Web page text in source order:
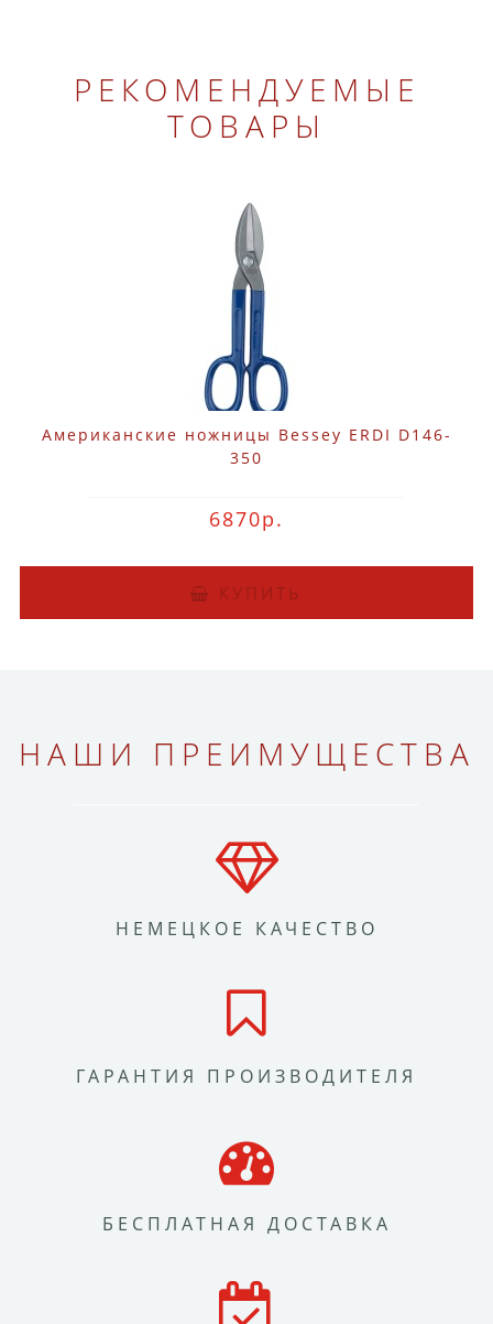
РЕКОМЕНДУЕМЫЕ
ТОВАРЫ
Американские ножницы Bessey ERDI D146-
350
6870р.
КУПИТЬ
НАШИ ПРЕИМУЩЕСТВА
НЕМЕЦКОЕ КАЧЕСТВО
ГАРАНТИЯ ПРОИЗВОДИТЕЛЯ
БЕСПЛАТНАЯ ДОСТАВКА